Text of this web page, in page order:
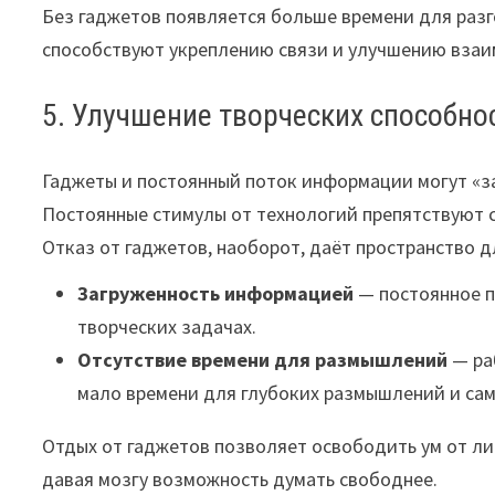
Без гаджетов появляется больше времени для
способствуют укреплению связи и улучшению
5. Улучшение творческих
Гаджеты и постоянный поток информации могут
Постоянные стимулы от технологий
Отказ от гаджетов, наоборот, даёт пространство
Загруженность информацией — постоянное
творческих задачах.
Отсутствие времени для размышлений —
мало времени для глубоких размышлений и
Отдых от гаджетов позволяет освободить ум от
давая мозгу возможность думать свободнее.